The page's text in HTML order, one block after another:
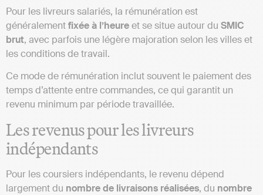
Pour les livreurs salariés, la rémunération est
généralementfixée à l’heureet se situe autour du SMIC
brut, avec parfois une légère majoration selon les villes et
les conditions de travail.
Ce mode de rémunération inclut souvent le paiement des
temps d’attente entre commandes, ce qui garantit un
revenu minimum par période travaillée.
Les revenus pour les livreurs
indépendants
Pour les coursiers indépendants, le revenu dépend
largement du nombre de livraisons réalisées, du nombre